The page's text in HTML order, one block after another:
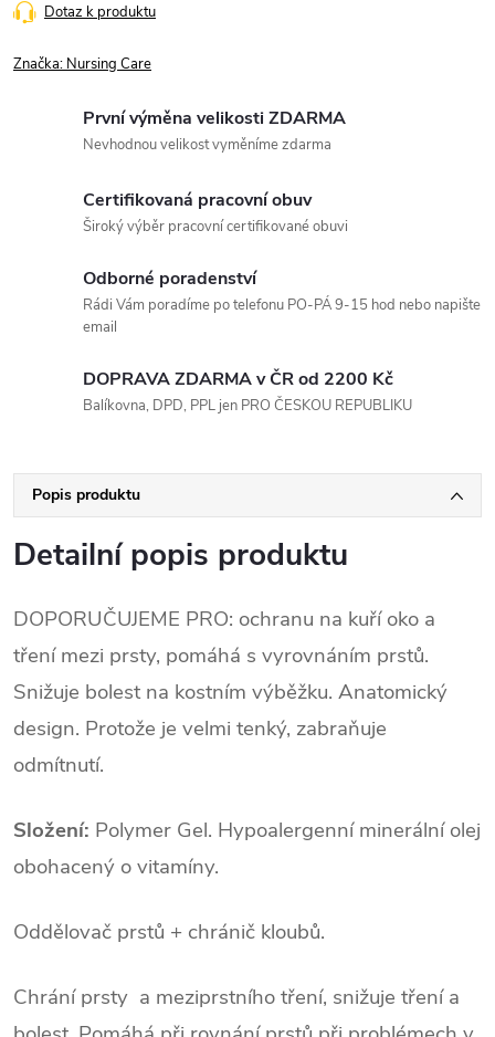
Dotaz k produktu
Značka: Nursing Care
První výměna velikosti ZDARMA
Nevhodnou velikost vyměníme zdarma
Certifikovaná pracovní obuv
Široký výběr pracovní certifikované obuvi
Odborné poradenství
Rádi Vám poradíme po telefonu PO-PÁ 9-15 hod nebo napište
email
DOPRAVA ZDARMA v ČR od 2200 Kč
Balíkovna, DPD, PPL jen PRO ČESKOU REPUBLIKU
Popis produktu
Detailní popis produktu
DOPORUČUJEME PRO: ochranu na kuří oko a
tření mezi prsty, pomáhá s vyrovnáním prstů.
Snižuje bolest na kostním výběžku. Anatomický
design. Protože je velmi tenký, zabraňuje
odmítnutí.
Složení: Polymer Gel. Hypoalergenní minerální olej
obohacený o vitamíny.
Oddělovač prstů + chránič kloubů.
Chrání prsty a meziprstního tření, snižuje tření a